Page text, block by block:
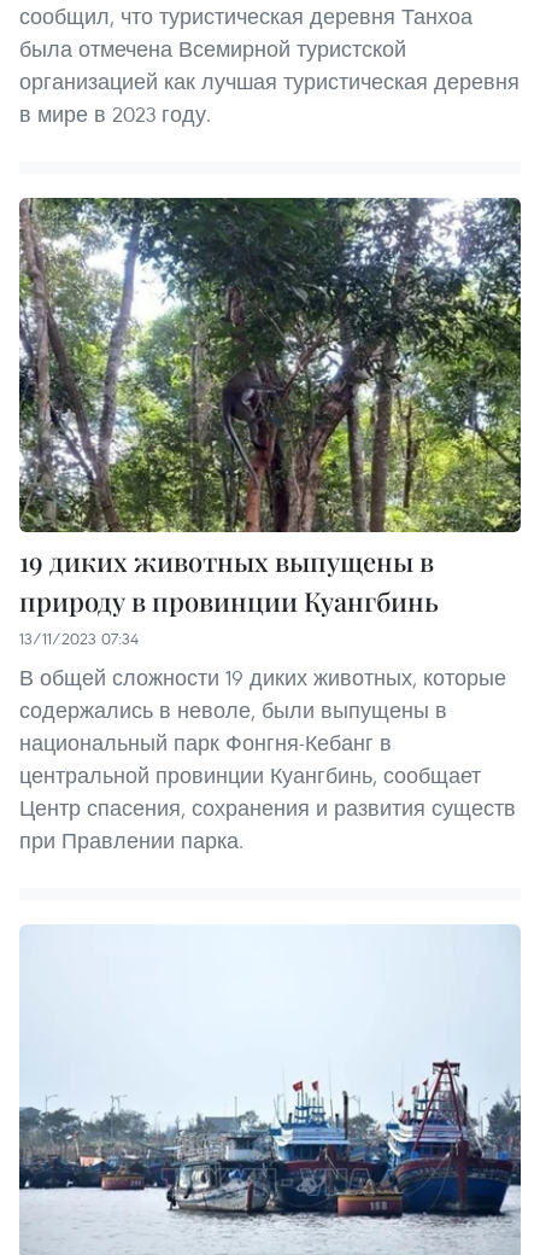
сообщил, что туристическая деревня Танхоа
была отмечена Всемирной туристской
организацией как лучшая туристическая деревня
в мире в 2023 году.
19 диких животных выпущены в
природу в провинции Куангбинь
13/11/2023 07:34
В общей сложности 19 диких животных, которые
содержались в неволе, были выпущены в
национальный парк Фонгня-Кебанг в
центральной провинции Куангбинь, сообщает
Центр спасения, сохранения и развития существ
при Правлении парка.